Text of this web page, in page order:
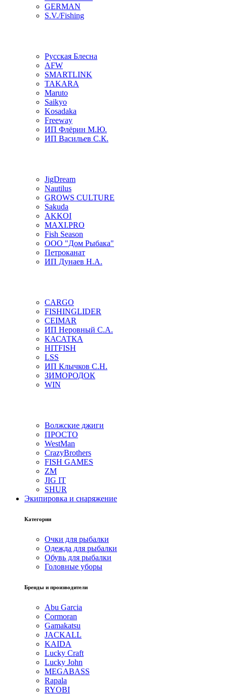
GERMAN
S.V./Fishing
Русская Блесна
AFW
SMARTLINK
TAKARA
Maruto
Saikyo
Kosadaka
Freeway
ИП Флёрин М.Ю.
ИП Васильев С.К.
JigDream
Nautilus
GROWS CULTURE
Sakuda
AKKOI
MAXI.PRO
Fish Season
ООО "Дом Рыбака"
Петроканат
ИП Дунаев Н.А.
CARGO
FISHINGLIDER
CEIMAR
ИП Неровный С.А.
КАСАТКА
HITFISH
LSS
ИП Клычков С.Н.
ЗИМОРОДОК
WIN
Волжские джиги
ПРОСТО
WestMan
CrazyBrothers
FISH GAMES
ZM
JIG IT
SHUR
Экипировка и снаряжение
Категории
Очки для рыбалки
Одежда для рыбалки
Обувь для рыбалки
Головные уборы
Бренды и производители
Abu Garcia
Cormoran
Gamakatsu
JACKALL
KAIDA
Lucky Craft
Lucky John
MEGABASS
Rapala
RYOBI